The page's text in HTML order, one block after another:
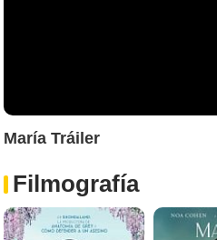
María Tráiler
Filmografía